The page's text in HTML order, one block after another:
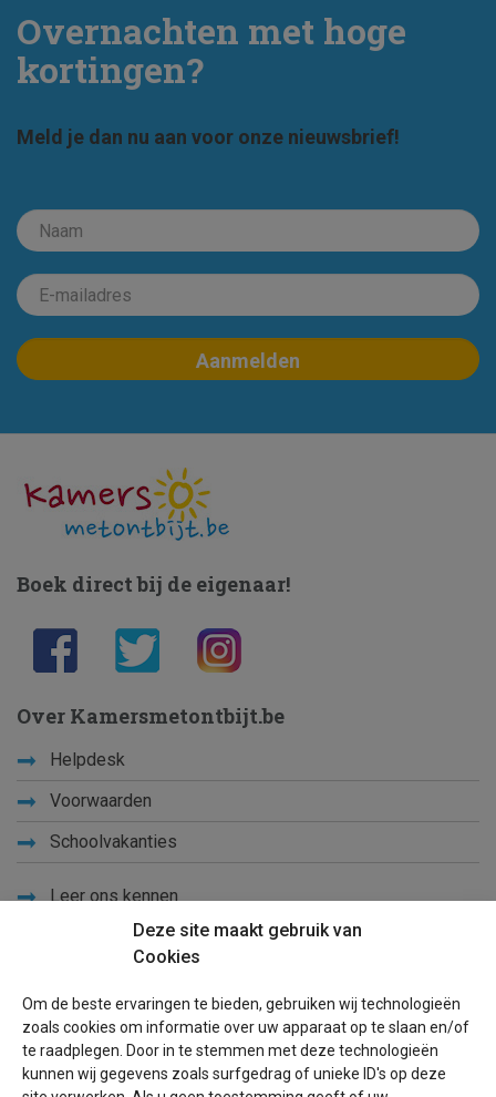
Overnachten met hoge
kortingen?
Meld je dan nu aan voor onze nieuwsbrief!
Deze site maakt gebruik van
Cookies
Om de beste ervaringen te bieden, gebruiken wij technologieën
zoals cookies om informatie over uw apparaat op te slaan en/of
te raadplegen. Door in te stemmen met deze technologieën
kunnen wij gegevens zoals surfgedrag of unieke ID's op deze
Boek direct bij de eigenaar!
Over Kamersmetontbijt.be
Helpdesk
Voorwaarden
Schoolvakanties
Leer ons kennen
Sitemap
Blog